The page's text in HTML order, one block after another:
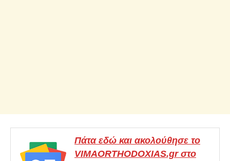
Πάτα εδώ και ακολούθησε το
VIMAORTHODOXIAS.gr στο